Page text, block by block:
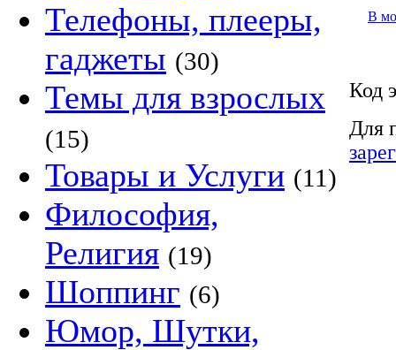
Телефоны, плееры,
гаджеты (30)
Темы для взрослых
(15)
Товары и Услуги (11)
Философия,
Религия (19)
Шоппинг (6)
Юмор, Шутки,
В
Код
Для